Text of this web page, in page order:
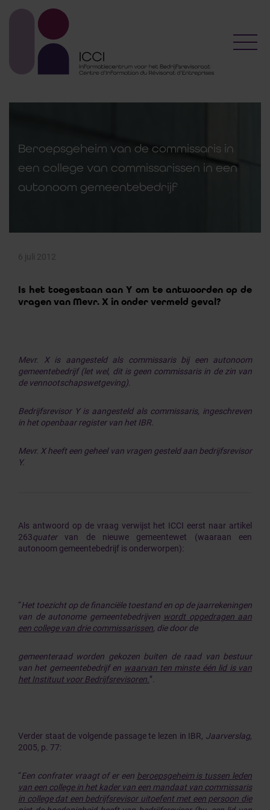
Beroepsgeheim van de commissaris in
een college van commissarissen in een
autonoom gemeentebedrijf
6 juli 2012
Is het toegestaan aan Y om te antwoorden op de
vragen van Mevr. X in onder vermeld geval?
Mevr. X is aangesteld als commissaris bij een autonoom
gemeentebedrijf (let wel, dit is geen commissaris in de zin van
de vennootschapswetgeving).
Bedrijfsrevisor Y is aangesteld als commissaris, ingeschreven
in het openbaar register van het IBR.
Mevr. X heeft een geheel van vragen gesteld aan bedrijfsrevisor
Y.
Als antwoord op de vraag verwijst het ICCI eerst naar artikel
263quatervan de nieuwe gemeentewet (waaraan een
autonoom gemeentebedrijf is onderworpen):
“Het toezicht op de financiële toestand en op de jaarrekeningen
van de autonome gemeentebedrijven wordt opgedragen aan
een college van drie commissarissen , die door de
gemeenteraad worden gekozen buiten de raad van bestuur
van het gemeentebedrijf en waarvan ten minste één lid is van
het Instituut voor Bedrijfsrevisoren. ”
Verder staat de volgende passage te lezen in IBR, Jaarverslag,
2005, p. 77:
“Een confrater vraagt of er een beroepsgeheim is tussen leden
van een college in het kader van een mandaat van commissaris
in college dat een bedrijfsrevisor uitoefent met een persoon die